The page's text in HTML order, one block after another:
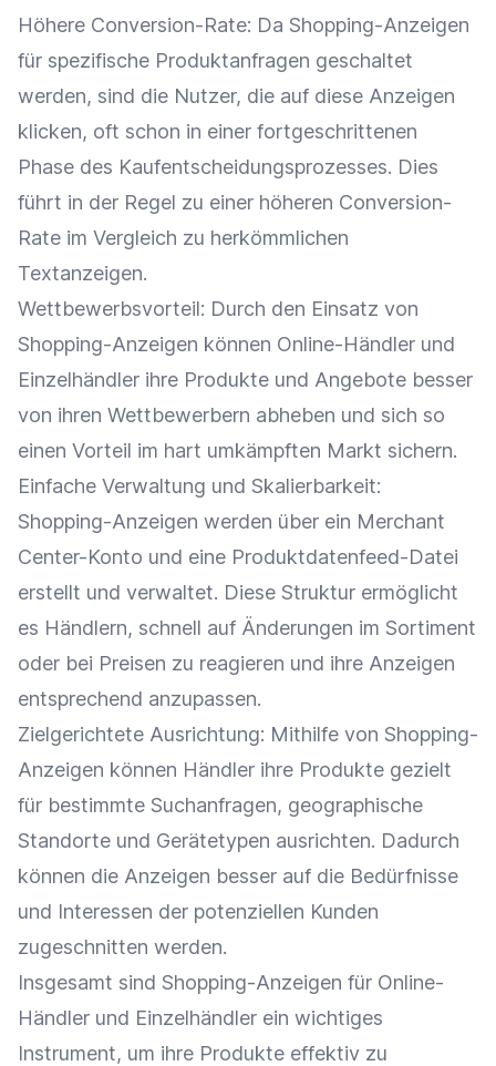
Höhere Conversion-Rate: Da Shopping-Anzeigen
für spezifische Produktanfragen geschaltet
werden, sind die Nutzer, die auf diese Anzeigen
klicken, oft schon in einer fortgeschrittenen
Phase des Kaufentscheidungsprozesses. Dies
führt in der Regel zu einer höheren Conversion-
Rate im Vergleich zu herkömmlichen
Textanzeigen.
Wettbewerbsvorteil: Durch den Einsatz von
Shopping-Anzeigen können Online-Händler und
Einzelhändler ihre Produkte und Angebote besser
von ihren Wettbewerbern abheben und sich so
einen Vorteil im hart umkämpften Markt sichern.
Einfache Verwaltung und Skalierbarkeit:
Shopping-Anzeigen werden über ein Merchant
Center-Konto und eine Produktdatenfeed-Datei
erstellt und verwaltet. Diese Struktur ermöglicht
es Händlern, schnell auf Änderungen im Sortiment
oder bei Preisen zu reagieren und ihre Anzeigen
entsprechend anzupassen.
Zielgerichtete Ausrichtung: Mithilfe von Shopping-
Anzeigen können Händler ihre Produkte gezielt
für bestimmte Suchanfragen, geographische
Standorte und Gerätetypen ausrichten. Dadurch
können die Anzeigen besser auf die Bedürfnisse
und Interessen der potenziellen Kunden
zugeschnitten werden.
Insgesamt sind Shopping-Anzeigen für Online-
Händler und Einzelhändler ein wichtiges
Instrument, um ihre Produkte effektiv zu